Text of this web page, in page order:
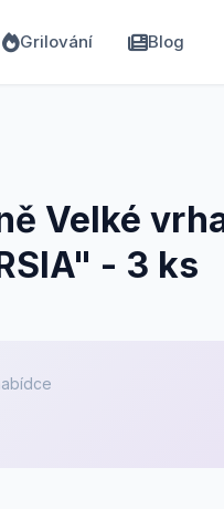
Grilování Blog
Velké
- 3 ks